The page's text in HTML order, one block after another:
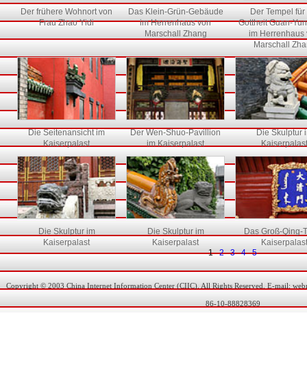
Der frühere Wohnort von
Frau Zhao Yidi
Das Klein-Grün-Gebäude
im Herrenhaus von
Marschall Zhang
Der Tempel
Gottheit Guan-
im Herrenhaus
Marschall
Die Seitenansicht im
Kaiserpalast
Der Wen-Shuo-Pavillion
im Kaiserpalast
Die Skulptur
Kaiserpalast
Die Skulptur im
Kaiserpalast
Die Skulptur im
Kaiserpalast
Das Groß-Qing-
Kaiserpalast
1
2 3 4 5
Copyright © 2003 China Internet Information Center (CIIC). All Rights Reserved. E-mail:
86-10-88828369